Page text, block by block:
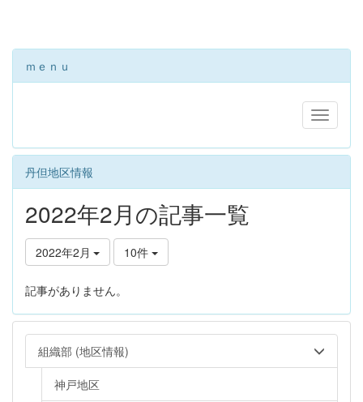
ｍｅｎｕ
丹但地区情報
2022年2月の記事一覧
2022年2月 10件
記事がありません。
組織部 (地区情報)
神戸地区